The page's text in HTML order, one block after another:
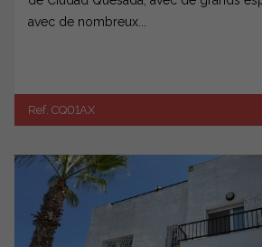
avec de nombreux...
Ref. CQ01AX